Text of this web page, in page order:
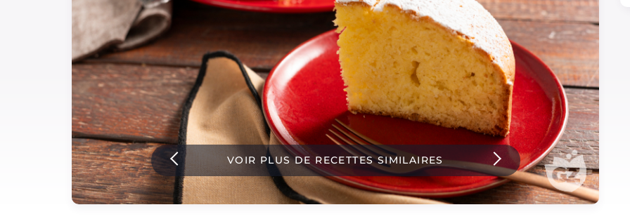
Dernieres recettes
IT Website
Instagram
YouTube
VOIR PLUS DE RECETTES SIMILAIRES